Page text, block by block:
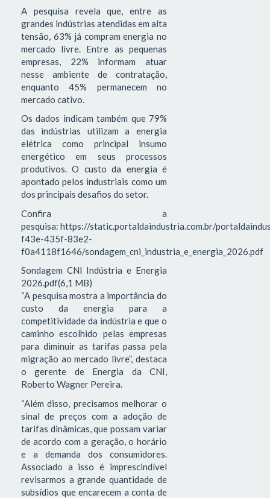
A pesquisa revela que, entre as
grandes indústrias atendidas em alta
tensão, 63% já compram energia no
mercado livre. Entre as pequenas
empresas, 22% informam atuar
nesse ambiente de contratação,
enquanto 45% permanecem no
mercado cativo.
Os dados indicam também que 79%
das indústrias utilizam a energia
elétrica como principal insumo
energético em seus processos
produtivos. O custo da energia é
apontado pelos industriais como um
dos principais desafios do setor.
Confira a
pesquisa: https://static.portaldaindustria.com.br/
f43e-435f-83e2-
f0a4118f1646/sondagem_cni_industria_e_energia_2026.pdf
Sondagem CNI Indústria e Energia
2026.pdf(6,1 MB)
“A pesquisa mostra a importância do
custo da energia para a
competitividade da indústria e que o
caminho escolhido pelas empresas
para diminuir as tarifas passa pela
migração ao mercado livre”, destaca
o gerente de Energia da CNI,
Roberto Wagner Pereira.
“Além disso, precisamos melhorar o
sinal de preços com a adoção de
tarifas dinâmicas, que possam variar
de acordo com a geração, o horário
e a demanda dos consumidores.
Associado a isso é imprescindível
revisarmos a grande quantidade de
subsídios que encarecem a conta de